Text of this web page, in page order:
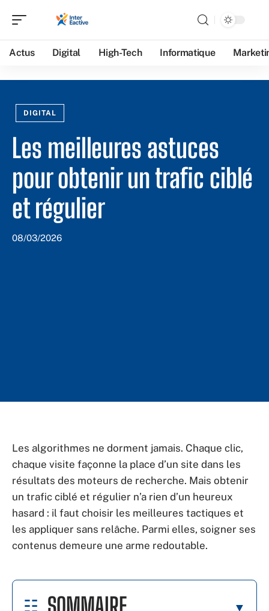
Actus Digital High-Tech Informatique
DIGITAL
Les meilleures astuces
pour obtenir un trafic ciblé
et régulier
08/03/2026
Les algorithmes ne dorment jamais. Chaque clic,
chaque visite façonne la place d’un site dans les
résultats des moteurs de recherche. Mais obtenir
un trafic ciblé et régulier n’a rien d’un heureux
hasard : il faut choisir les meilleures tactiques et
les appliquer sans relâche. Parmi elles, soigner ses
contenus demeure une arme redoutable.
SOMMAIRE